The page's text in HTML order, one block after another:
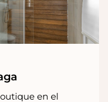
en el